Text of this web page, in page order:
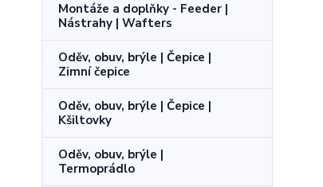
Montáže a doplňky - Feeder |
Nástrahy | Wafters
Oděv, obuv, brýle | Čepice |
Zimní čepice
Oděv, obuv, brýle | Čepice |
Kšiltovky
Oděv, obuv, brýle |
Termoprádlo